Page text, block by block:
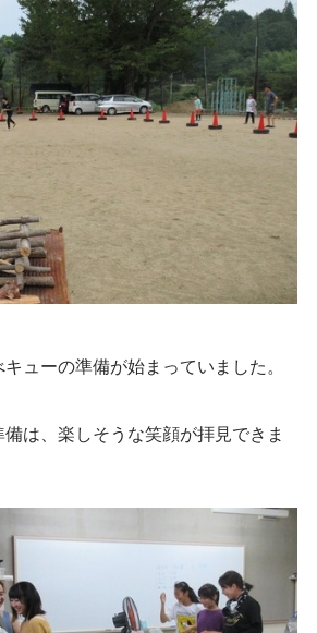
ューの準備が始まっていました。
は、楽しそうな笑顔が拝見できま